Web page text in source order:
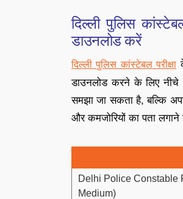
दिल्ली पुलिस
डाउनलोड करें
दिल्ली पुलिस कांस्टेबल परीक्षा
डाउनलोड करने के लिए
समझा जा सकता है, बल्कि
और कमजोरियों का पता लगाने
Delhi Police Constable
Medium)